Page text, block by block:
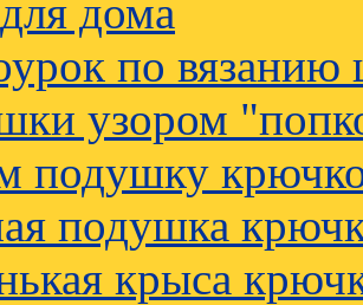
дома
по
узором
подушку
подушка
крыса